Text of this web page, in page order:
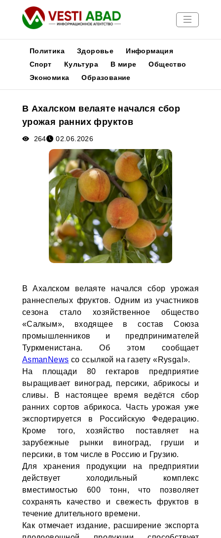
Новости
Медиа
Афиша
Политика Здоровье
Информация
Спорт
Культура В мире
Общество
Экономика
Образование
В Ахалском велаяте начался сбор
урожая ранних фруктов
264 02.06.2026
В Ахалском велаяте начался сбор урожая
раннеспелых фруктов. Одним из участников
сезона стало хозяйственное общество
«Салкым», входящее в состав Союза
промышленников и предпринимателей
Туркменистана. Об этом сообщает
AsmanNews со ссылкой на газету «Rysgal».
На площади 80 гектаров предприятие
выращивает виноград, персики, абрикосы и
сливы. В настоящее время ведётся сбор
ранних сортов абрикоса. Часть урожая уже
экспортируется в Российскую Федерацию.
Кроме того, хозяйство поставляет на
зарубежные рынки виноград, груши и
персики, в том числе в Россию и Грузию.
Для хранения продукции на предприятии
действует холодильный комплекс
вместимостью 600 тонн, что позволяет
сохранять качество и свежесть фруктов в
течение длительного времени.
Как отмечает издание, расширение экспорта